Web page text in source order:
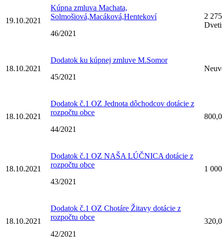
19.10.2021
Kúpna zmluva Machata,
Solmošiová,Macáková,Hentekoví
46/2021
2
18.10.2021
Dodatok ku kúpnej zmluve M.Somor
45/2021
18.10.2021
Dodatok č.1 OZ Jednota dôchodcov dotácie z
rozpočtu obce
44/2021
18.10.2021
Dodatok č.1 OZ NAŠA LÚČNICA dotácie z
rozpočtu obce
43/2021
1
18.10.2021
Dodatok č.1 OZ Chotáre Žitavy dotácie z
rozpočtu obce
42/2021